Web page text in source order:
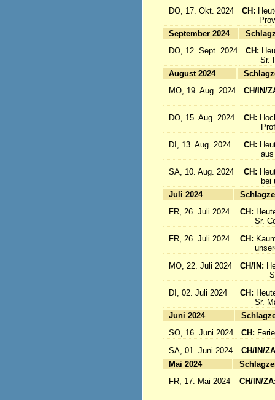
DO, 17. Okt. 2024 CH:
September 2024
DO, 12. Sept. 2024
CH:
Sr.
August 2024
MO, 19. Aug. 2024
CH/IN/
DO, 15. Aug. 2024
CH:
DI, 13. Aug. 2024
CH:
aus
SA, 10. Aug. 2024
CH:
bei
Juli 2024
FR, 26. Juli 2024
CH:
Sr.
FR, 26. Juli 2024
CH:
unsere
MO, 22. Juli 2024
CH/IN:
Sr.
DI, 02. Juli 2024
CH:
Sr.
Juni 2024
SO, 16. Juni 2024
CH:
SA, 01. Juni 2024
CH/IN/
Mai 2024
FR, 17. Mai 2024
CH/IN/